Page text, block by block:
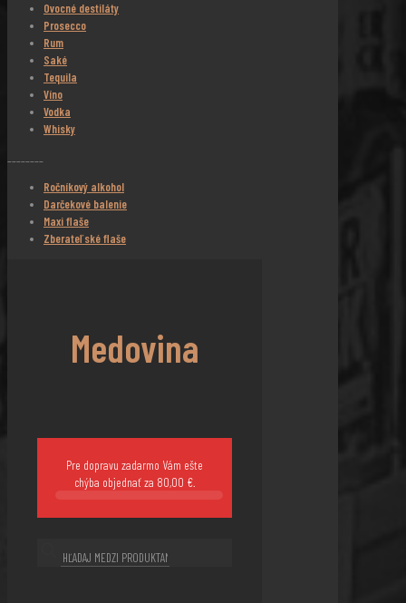
Ovocné destiláty
Prosecco
Rum
Saké
Tequila
Víno
Vodka
Whisky
Ročníkový alkohol
Darčekové balenie
Maxi flaše
Zberateľské flaše
Medovina
Pre dopravu zadarmo Vám ešte
chýba objednať za 80,00 €.